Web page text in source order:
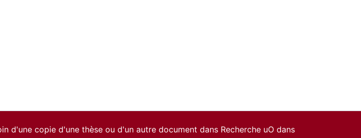
d'une copie d'une thèse ou d'un autre document dans Recherche uO dans